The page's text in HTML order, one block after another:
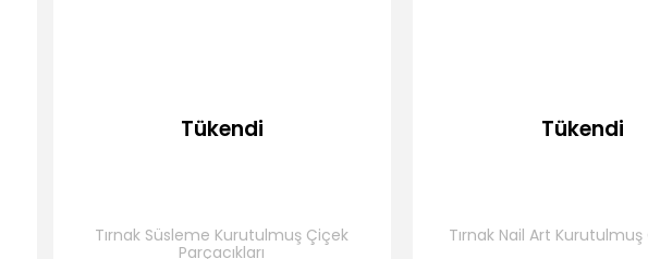
Tükendi
Tırnak Süsleme Kurutulmuş Çiçek
Parçacıkları
Tükendi
Tırnak Nail Art Kurutulmuş